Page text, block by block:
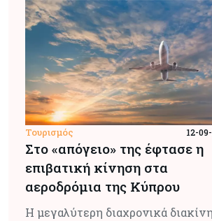
Τουρισμός 12-
Στο «απόγειο» της έφτασε η
επιβατική κίνηση στα
αεροδρόμια της Κύπρου
Η μεγαλύτερη διαχρονικά